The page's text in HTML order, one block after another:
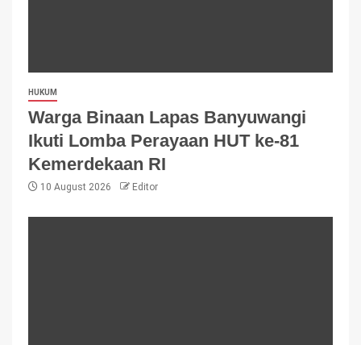
HUKUM
Warga Binaan Lapas Banyuwangi
Ikuti Lomba Perayaan HUT ke-81
Kemerdekaan RI
10 August 2026 Editor